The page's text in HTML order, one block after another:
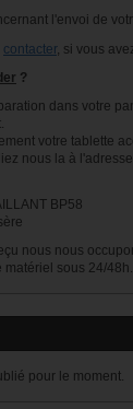
l'envoi de
contacter, si vous
?
dans votre
votre tablette
nous la à
BP58
nous nous
matériel sous 24/48h.
pour le moment.